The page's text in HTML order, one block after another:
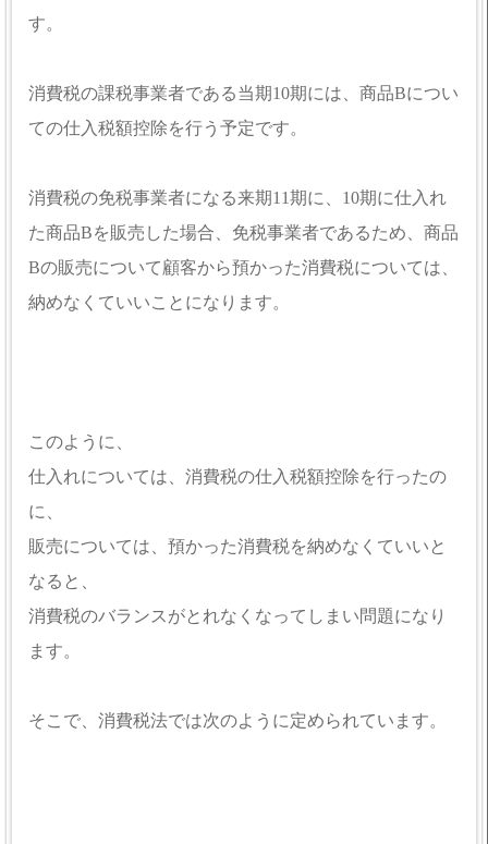
す。
消費税の課税事業者である当期10期には、商品Bについ
ての仕入税額控除を行う予定です。
消費税の免税事業者になる来期11期に、10期に仕入れ
た商品Bを販売した場合、免税事業者であるため、商品
Bの販売について顧客から預かった消費税については、
納めなくていいことになります。
このように、
仕入れについては、消費税の仕入税額控除を行ったの
に、
販売については、預かった消費税を納めなくていいと
なると、
消費税のバランスがとれなくなってしまい問題になり
ます。
そこで、消費税法では次のように定められています。